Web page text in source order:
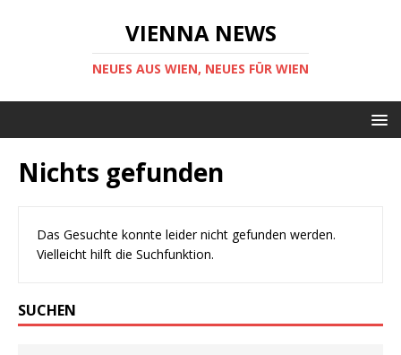
VIENNA NEWS
NEUES AUS WIEN, NEUES FÜR WIEN
Nichts gefunden
Das Gesuchte konnte leider nicht gefunden werden.
Vielleicht hilft die Suchfunktion.
SUCHEN